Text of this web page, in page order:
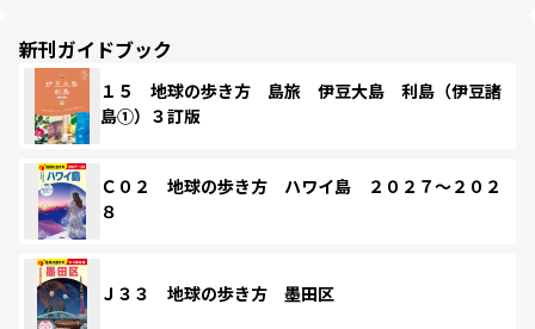
新刊ガイドブック
１５ 地球の歩き方 島旅 伊豆大島 利島（伊豆諸
島①）３訂版
Ｃ０２ 地球の歩き方 ハワイ島 ２０２７～２０２
８
Ｊ３３ 地球の歩き方 墨田区